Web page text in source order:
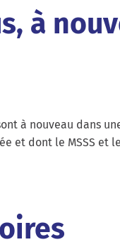
à
à nouveau dans
et dont le MSSS et